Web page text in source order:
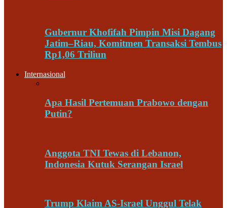
Gubernur Khofifah Pimpin Misi Dagang
Jatim–Riau, Komitmen Transaksi Tembus
Rp1,06 Triliun
Internasional
Apa Hasil Pertemuan Prabowo dengan
Putin?
Anggota TNI Tewas di Lebanon,
Indonesia Kutuk Serangan Israel
Trump Klaim AS-Israel Unggul Telak